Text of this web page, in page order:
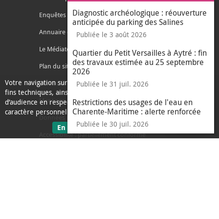
Votre navigation sur ce site nécessite l’usage de cookies pour des
fins techniques, ainsi que des cookies anonymisés de mesure
d’audience en respect de la législation relative aux données à
caractère personnel.
En savoir plussur les données personnelles
J'ai compris
le message
Diagnostic archéologique : réouverture
anticipée du parking des Salines
Publiée le 3 août 2026
Quartier du Petit Versailles à Aytré : fin
des travaux estimée au 25 septembre
2026
Publiée le 31 juil. 2026
Restrictions des usages de l'eau en
Charente-Maritime : alerte renforcée
Publiée le 30 juil. 2026
Enquêtes publiques
Annuaire des services
Le Médiateur de l'Agglo
Plan du site
Contacter l'agglo
Mentions légales
Accessibilité : partiellement conforme